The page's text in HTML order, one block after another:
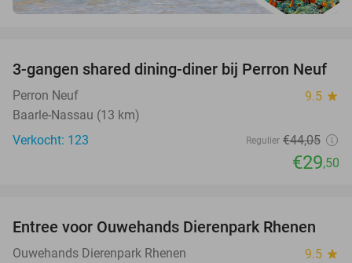
33%
3-gangen shared dining-diner bij Perron Neuf
Perron Neuf 9.5 star
Baarle-Nassau (13 km)
Verkocht: 123
Regulier €44,05
€29,50
19%
Entree voor Ouwehands Dierenpark Rhenen
Ouwehands Dierenpark Rhenen 9.5 star